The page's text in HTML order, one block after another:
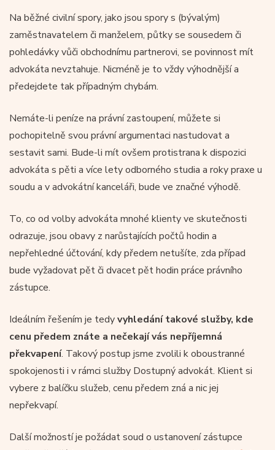
Na běžné civilní spory, jako jsou spory s (bývalým)
zaměstnavatelem či manželem, půtky se sousedem či
pohledávky vůči obchodnímu partnerovi, se povinnost mít
advokáta nevztahuje. Nicméně je to vždy výhodnější a
předejdete tak případným chybám.
Nemáte-li peníze na právní zastoupení, můžete si
pochopitelně svou právní argumentaci nastudovat a
sestavit sami. Bude-li mít ovšem protistrana k dispozici
advokáta s pěti a více lety odborného studia a roky praxe u
soudu a v advokátní kanceláři, bude ve značné výhodě.
To, co od volby advokáta mnohé klienty ve skutečnosti
odrazuje, jsou obavy z narůstajících počtů hodin a
nepřehledné účtování, kdy předem netušíte, zda případ
bude vyžadovat pět či dvacet pět hodin práce právního
zástupce.
Ideálním řešením je tedyvyhledání takové služby, kde
cenu předem znáte a nečekají vás nepříjemná
překvapení. Takový postup jsme zvolili k oboustranné
spokojenosti i v rámci služby Dostupný advokát. Klient si
vybere z balíčku služeb, cenu předem zná a nic jej
nepřekvapí.
Další možností je požádat soud o ustanovení zástupce